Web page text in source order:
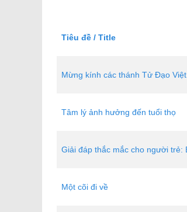
Tiêu đề / Title
Mừng kính các thánh Tử Đạo
Tâm lý ảnh hưởng đến tuổi thọ
Giải đáp thắc mắc cho người trẻ:
Một cõi đi về